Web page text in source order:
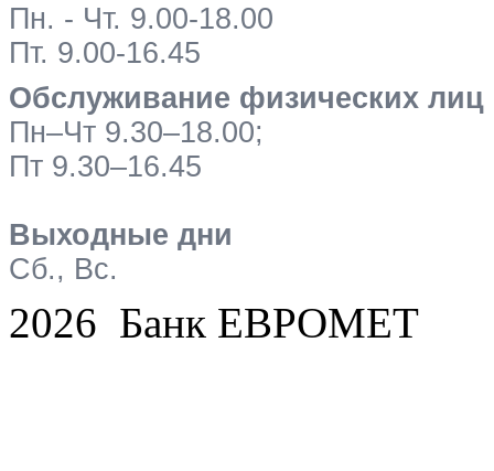
Пн. - Чт. 9.00-18.00
Пт. 9.00-16.45
Обслуживание физических лиц
Пн–Чт 9.30–18.00;
Пт 9.30–16.45
Выходные дни
Сб., Вс.
2026 Банк ЕВРОМЕТ